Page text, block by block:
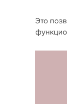
Это